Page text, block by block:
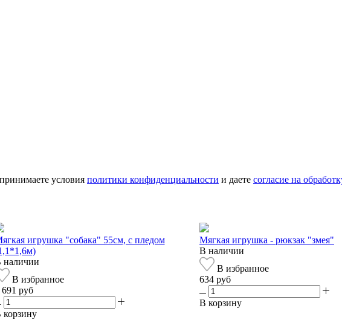
условия политики конфиденциальности и даете согласие на
игрушка "собака" 55см, с пледом
наличии
В избранное
691 руб
корзину
Мягкая игрушка - рюкзак "змея"
В наличии
В избранное
634 руб
В корзину